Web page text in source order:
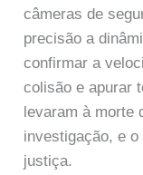
câmeras de
precisão a
confirmar a
colisão e apurar
levaram à morte
investigação, e
justiça.